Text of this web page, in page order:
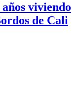
años viviendo
de Cali